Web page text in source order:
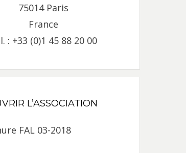
75014 Paris
France
: +33 (0)1 45 88 20 00
L’ASSOCIATION